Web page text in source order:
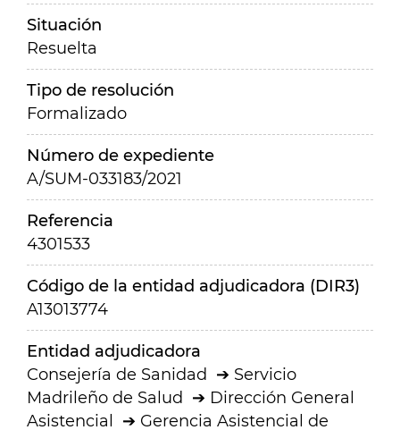
Situación
Resuelta
Tipo de resolución
Formalizado
Número de expediente
A/SUM-033183/2021
Referencia
4301533
Código de la entidad adjudicadora (DIR3)
A13013774
Entidad adjudicadora
Consejería de Sanidad
Servicio
Madrileño de Salud
Dirección General
Asistencial
Gerencia Asistencial de